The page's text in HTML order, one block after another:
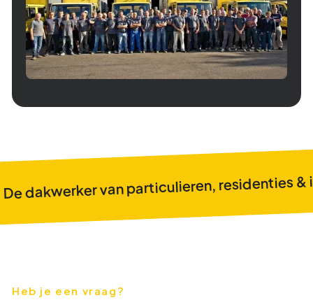
De dakwerker van particulieren, residenties
Heb je een vraag?